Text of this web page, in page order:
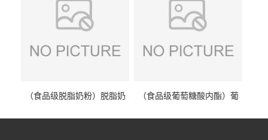
（食品级脱脂奶粉）脱脂奶
（食品级葡萄糖酸内酯）葡